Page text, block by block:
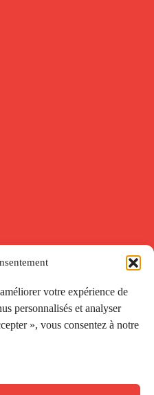
votre expérience de
personnalisés et analyser
», vous consentez à notre